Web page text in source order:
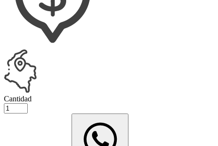
Cantidad